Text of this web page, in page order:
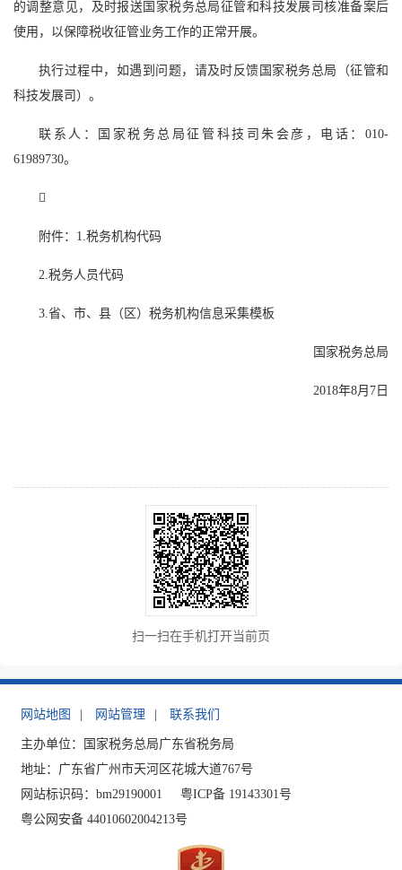
的调整意见，及时报送国家税务总局征管和科技发展司核准备案后
使用，以保障税收征管业务工作的正常开展。
执行过程中，如遇到问题，请及时反馈国家税务总局（征管和
科技发展司）。
联系人：国家税务总局征管科技司朱会彦，电话：010-
61989730。

附件：1.税务机构代码
2.税务人员代码
3.省、市、县（区）税务机构信息采集模板
国家税务总局
2018年8月7日
扫一扫在手机打开当前页
网站地图 | 网站管理 | 联系我们
主办单位：国家税务总局广东省税务局
地址：广东省广州市天河区花城大道767号
网站标识码：bm29190001
粤ICP备 19143301号
粤公网安备 44010602004213号